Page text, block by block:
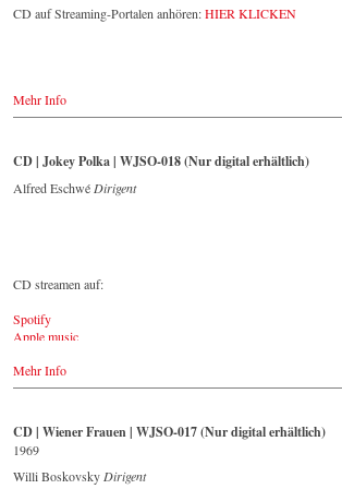
September 2022 is a testament to the liveliness efforts, which was
CD auf Streaming-Portalen anhören:HIER KLICKEN
Mehr Info
CD | Jokey Polka | WJSO-018 (Nur digital erhältlich)
Alfred Eschwé Dirigent
CD streamen auf:
Spotify
Apple music
Qobuz
Amazon
Deezer
Tidal
YouTube music
Mehr Info
CD | Wiener Frauen | WJSO-017 (Nur digital erhältlich)
1969
Willi Boskovsky Dirigent